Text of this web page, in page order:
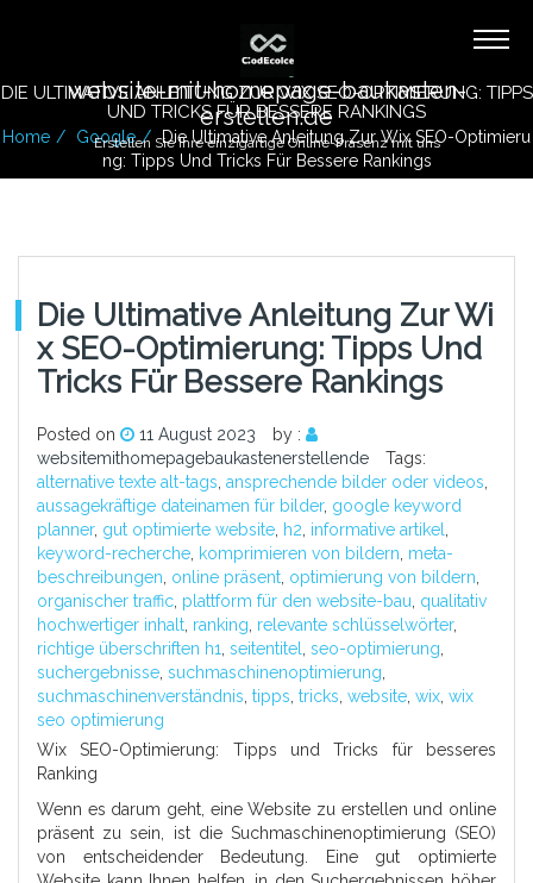
website-mit-homepage-baukasten-
erstellen.de
Erstellen Sie Ihre einzigartige Online-Präsenz mit uns
DIE ULTIMATIVE ANLEITUNG ZUR WIX SEO-OPTIMIERUNG: TIPPS
UND TRICKS FÜR BESSERE RANKINGS
Home Google
Die Ultimative Anleitung Zur Wix SEO-Optimieru
Ng: Tipps Und Tricks Für Bessere Rankings
Die Ultimative Anleitung Zur Wi
X SEO-Optimierung: Tipps Und
Tricks Für Bessere Rankings
Posted on 11 August 2023
by :
websitemithomepagebaukastenerstellende
Tags:
alternative texte alt-tags ansprechende bilder oder videos
aussagekräftige dateinamen für bilder, google keyword
planner, gut optimierte website h2 informative artikel
keyword-recherche komprimieren von bildern meta-
beschreibungen online präsent optimierung von bildern
organischer traffic plattform für den website-bau qualitativ
hochwertiger inhalt ranking relevante schlüsselwörter,
richtige überschriften h1 seitentitel seo-optimierung
suchergebnisse suchmaschinenoptimierung
suchmaschinenverständnis tipps tricks website wix wix
seo optimierung
Wix SEO-Optimierung: Tipps und Tricks für besseres
Ranking
Wenn es darum geht, eine Website zu erstellen und online
präsent zu sein, ist die Suchmaschinenoptimierung (SEO)
von entscheidender Bedeutung. Eine gut optimierte